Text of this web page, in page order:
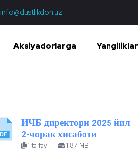
info@dustlikdon.uz
Aksiyadorlarga Yangiliklar
ИЧБ директори 2025 йил
2-чорак хисаботи
1 ta fayl 1.87 MB